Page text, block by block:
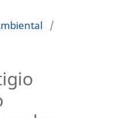
/